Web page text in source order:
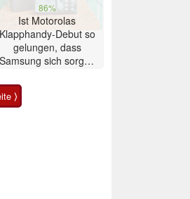
86%
Ist Motorolas
Klapphandy-Debut so
gelungen, dass
Samsung sich sorgen
Smartphone im Test
⟩